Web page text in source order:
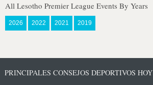
All Lesotho Premier League Events By Years
2026 2022 2021 2019
PRINCIPALES CONSEJOS DEPORTIVOS HOY